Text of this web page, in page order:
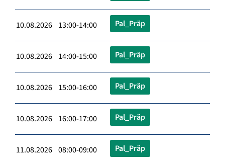
10.08.2026 13:00-14:00 Pal_Präp
10.08.2026 14:00-15:00 Pal_Präp
10.08.2026 15:00-16:00 Pal_Präp
10.08.2026 16:00-17:00 Pal_Präp
11.08.2026 08:00-09:00 Pal_Präp